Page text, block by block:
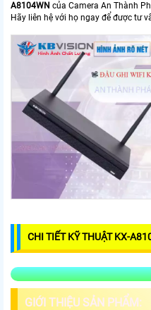
A8104WN của Camera An Thành
Hãy liên hệ với họ ngay để được tư
CHI TIẾT KỸ THUẬT KX-
GIỚI THIỆU SẢN PHẨM: